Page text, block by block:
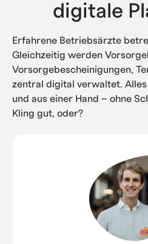
digitale
Erfahrene Betriebsärzte
Gleichzeitig werden
Vorsorgebescheinigungen,
zentral digital verwaltet.
und aus einer Hand – ohne
Kling gut, oder?